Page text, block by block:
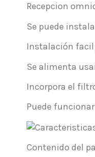
Recepcion
Se puede
Instalación facil
Se alimenta
Incorpora el
Puede
Contenido del